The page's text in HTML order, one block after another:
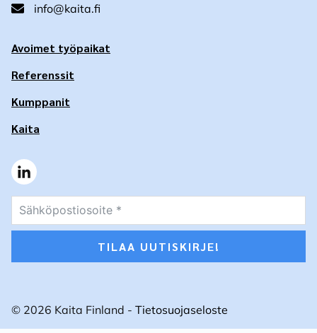
info@kaita.fi
Avoimet työpaikat
Referenssit
Kumppanit
Kaita
TILAA UUTISKIRJE!
© 2026 Kaita Finland - Tietosuojaseloste